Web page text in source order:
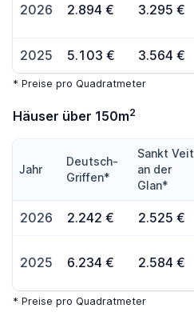
2026 2.894 € 3.295 €
2025 5.103 € 3.564 €
* Preise pro Quadratmeter
Häuser über 150m2
Jahr
Deutsch-
Griffen*
Sankt Veit
an der
Glan*
2026 2.242 € 2.525 €
2025 6.234 € 2.584 €
* Preise pro Quadratmeter